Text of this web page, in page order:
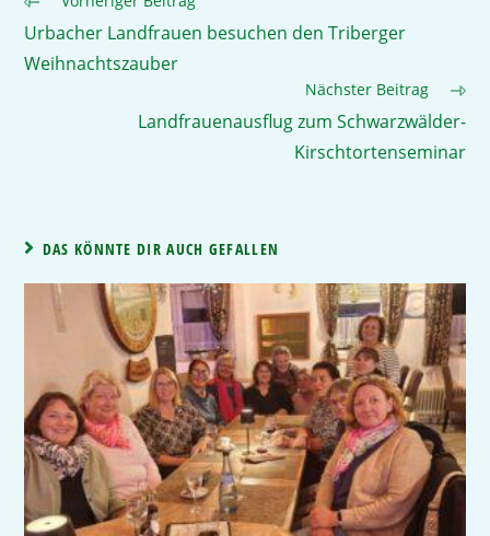
Urbacher Landfrauen besuchen den Triberger
Weihnachtszauber
Nächster Beitrag
Landfrauenausflug zum Schwarzwälder-
Kirschtortenseminar
DAS KÖNNTE DIR AUCH GEFALLEN